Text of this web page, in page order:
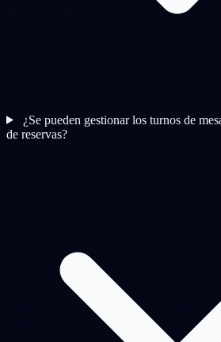
¿Se pueden gestionar los turnos de
de reservas?